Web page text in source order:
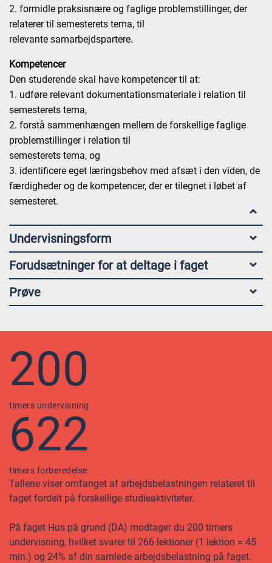
2. formidle praksisnære og faglige problemstillinger, der
relaterer til semesterets tema, til
relevante samarbejdspartere.
Kompetencer
Den studerende skal have kompetencer til at:
1. udføre relevant dokumentationsmateriale i relation til
semesterets tema,
2. forstå sammenhængen mellem de forskellige faglige
problemstillinger i relation til
semesterets tema, og
3. identificere eget læringsbehov med afsæt i den viden, de
færdigheder og de kompetencer, der er tilegnet i løbet af
semesteret.
Undervisningsform
Forudsætninger for at deltage i faget
Prøve
200
timers undervisning
622
timers forberedelse
Tallene viser omfanget af arbejdsbelastningen relateret til
faget fordelt på forskellige studieaktiviteter.
På faget Hus på grund (DA) modtager du 200 timers
undervisning, hvilket svarer til 266 lektioner (1 lektion = 45
min.) og 24% af din samlede arbejdsbelastning på faget.